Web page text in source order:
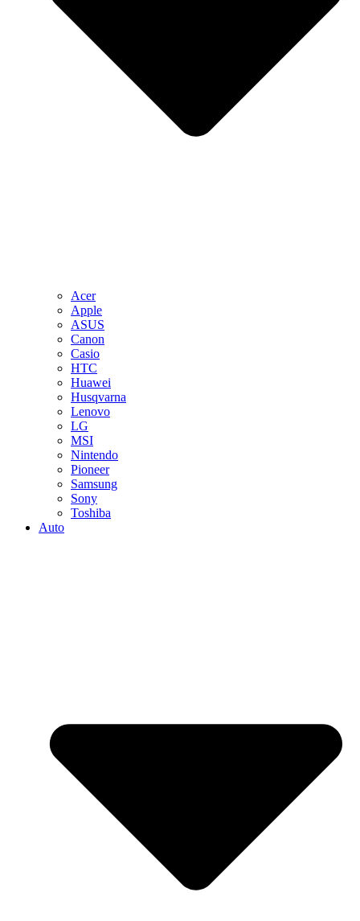
Acer
Apple
ASUS
Canon
Casio
HTC
Huawei
Husqvarna
Lenovo
LG
MSI
Nintendo
Pioneer
Samsung
Sony
Toshiba
Auto